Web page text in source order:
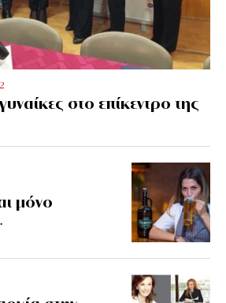
στο επίκεντρο της
μόνο